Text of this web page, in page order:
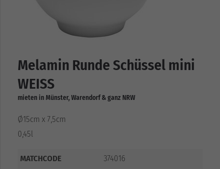
Melamin Runde Schüssel mini
WEISS
mieten in Münster, Warendorf & ganz NRW
Ø15cm x 7,5cm
0,45l
MATCHCODE
374016